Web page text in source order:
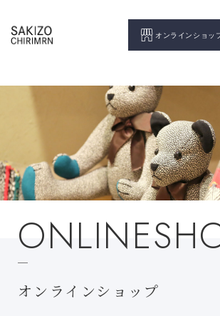
オンラインショッ
オンラインショップ